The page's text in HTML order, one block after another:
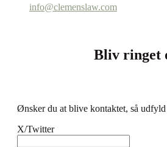
info@clemenslaw.com
Bliv ringet
Ønsker du at blive kontaktet, så
X/Twitter